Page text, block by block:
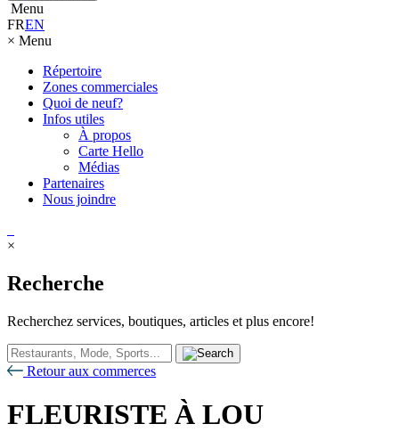
Menu
FREN
× Menu
Répertoire
Zones commerciales
Quoi de neuf?
Infos utiles
À propos
Carte Hello
Médias
Partenaires
Nous joindre
×
Recherche
Recherchez services, boutiques, articles et plus encore!
Retour aux commerces
FLEURISTE À LOU